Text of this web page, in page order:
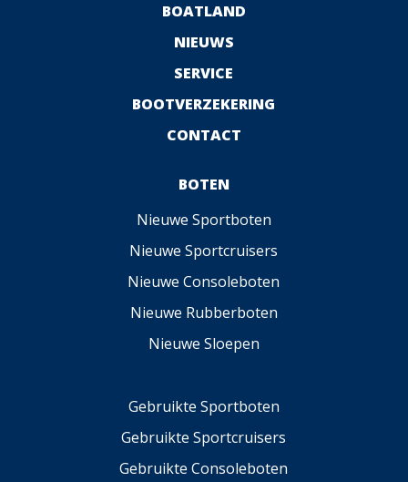
BOATLAND
NIEUWS
SERVICE
BOOTVERZEKERING
CONTACT
BOTEN
Nieuwe Sportboten
Nieuwe Sportcruisers
Nieuwe Consoleboten
Nieuwe Rubberboten
Nieuwe Sloepen
Gebruikte Sportboten
Gebruikte Sportcruisers
Gebruikte Consoleboten